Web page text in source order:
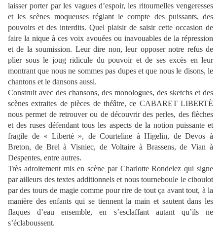
laisser porter par les vagues d’espoir, les ritournelles vengeresses
et les scènes moqueuses réglant le compte des puissants, des
pouvoirs et des interdits. Quel plaisir de saisir cette occasion de
faire la nique à ces voix avouées ou inavouables de la répression
et de la soumission. Leur dire non, leur opposer notre refus de
plier sous le joug ridicule du pouvoir et de ses excès en leur
montrant que nous ne sommes pas dupes et que nous le disons, le
chantons et le dansons aussi.
Construit avec des chansons, des monologues, des sketchs et des
scènes extraites de pièces de théâtre, ce CABARET LIBERTÉ
nous permet de retrouver ou de découvrir des perles, des flèches
et des ruses défendant tous les aspects de la notion puissante et
fragile de « Liberté », de Courteline à Higelin, de Devos à
Breton, de Brel à Visniec, de Voltaire à Brassens, de Vian à
Despentes, entre autres.
Très adroitement mis en scène par Charlotte Rondelez qui signe
par ailleurs des textes additionnels et nous tourneboule le ciboulot
par des tours de magie comme pour rire de tout ça avant tout, à la
manière des enfants qui se tiennent la main et sautent dans les
flaques d’eau ensemble, en s’esclaffant autant qu’ils ne
s’éclaboussent.